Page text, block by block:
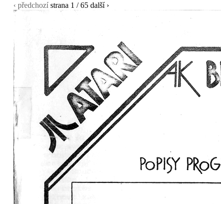
‹ předchozí strana 1 / 65 další ›